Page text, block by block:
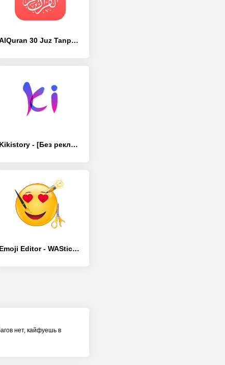
AlQuran 30 Juz Tanpa Internet - [Без рекламы]
Kikistory - [Без рекламы]
Emoji Editor - WAStickerApps
нет, кайфуешь в